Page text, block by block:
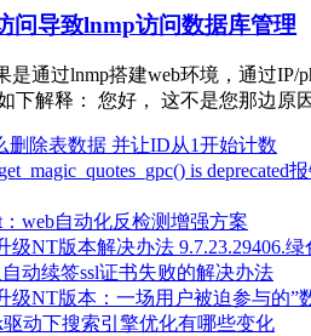
问导致lnmp访问数据库管理
是通过lnmp搭建web环境，通过
下解释： 您好， 这不是您那边原
删除表数据 并让ID从1开始计数
is deprecated
：web自动化反检测增强方案
级NT版本解决办法 9.7.23.29406.绿
动续签ssl证书失败的解决办法
级NT版本：一场用户被迫参与的”
驱动下搜索引擎优化有哪些变化